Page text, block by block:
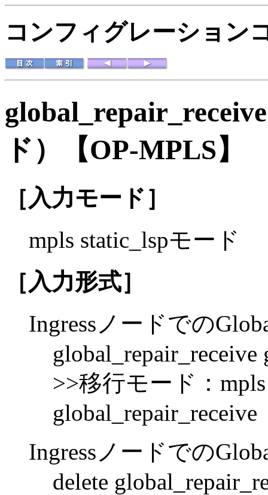
コンフィグレーション
ド）
【OP-MPLS】
［入力モード］
mpls static_lspモード
［入力形式］
Ingressノードでの
>>移行モード：mpls
global_repair_receive
Ingressノードでの
delete